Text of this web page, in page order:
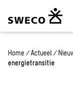
Home / Actueel /
energietransitie